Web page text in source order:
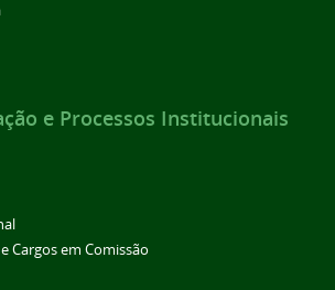
e Processos Institucionais
Cargos em Comissão